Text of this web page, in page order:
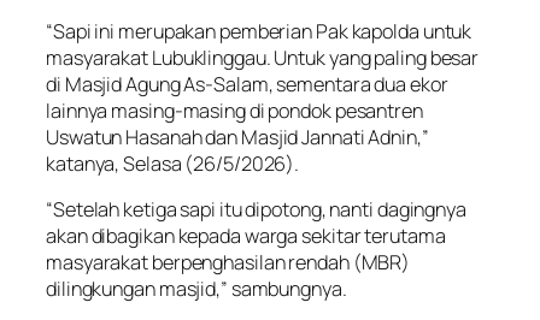
“Sapi ini merupakan pemberian Pak kapolda untuk
masyarakat Lubuklinggau. Untuk yang paling besar
di Masjid Agung As-Salam, sementara dua ekor
lainnya masing-masing di pondok pesantren
Uswatun Hasanah dan Masjid Jannati Adnin,”
katanya, Selasa (26/5/2026).
“Setelah ketiga sapi itu dipotong, nanti dagingnya
akan dibagikan kepada warga sekitar terutama
masyarakat berpenghasilan rendah (MBR)
dilingkungan masjid,” sambungnya.